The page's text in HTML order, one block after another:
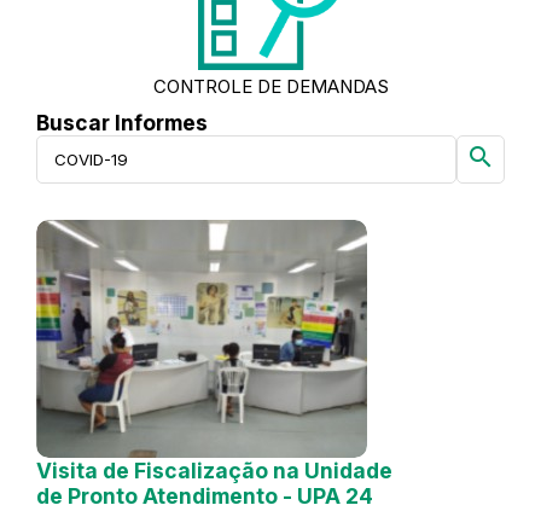
CONTROLE DE DEMANDAS
Buscar Informes
search
Visita de Fiscalização na Unidade
de Pronto Atendimento - UPA 24